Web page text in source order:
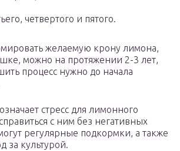
четвертого и пятого.
желаемую крону лимона,
можно на протяжении 2-3 лет,
процесс нужно до начала
стресс для лимонного
с ним без негативных
регулярные подкормки, а также
за культурой.